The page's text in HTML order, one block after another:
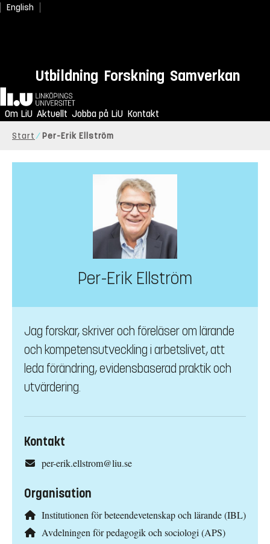
English
Utbildning Forskning Samverkan
Hem
Om LiU Aktuellt Jobba på LiU Kontakt
Start Per-Erik Ellström
Per-Erik Ellström
Jag forskar, skriver och föreläser om lärande
och kompetensutveckling i arbetslivet, att
leda förändring, evidensbaserad praktik och
utvärdering.
Kontakt
per-erik.ellstrom@liu.se
Organisation
Institutionen för beteendevetenskap och lärande (IBL)
Avdelningen för pedagogik och sociologi (APS)